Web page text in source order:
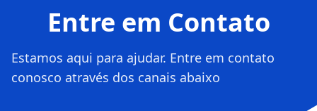
Entre em Contato
Estamos aqui para ajudar. Entre em contato
conosco através dos canais abaixo